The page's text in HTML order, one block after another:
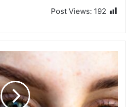
Post Views: 192